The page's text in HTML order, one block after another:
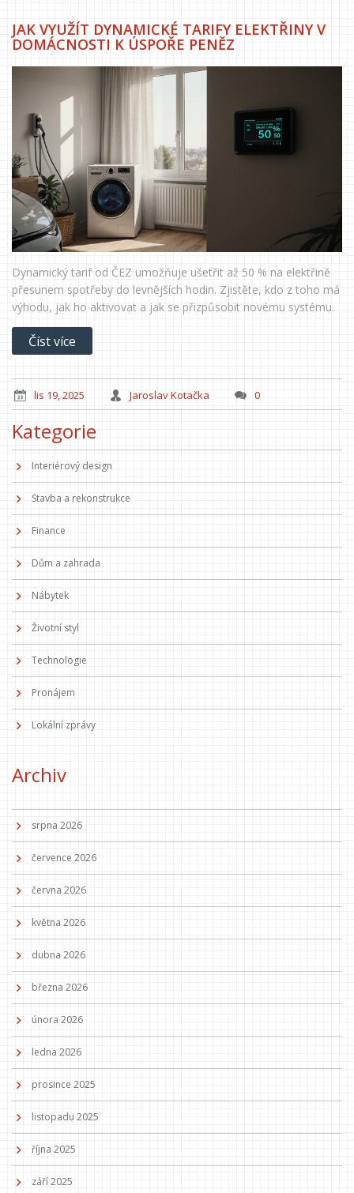
JAK VYUŽÍT DYNAMICKÉ TARIFY ELEKTŘINY V
DOMÁCNOSTI K ÚSPOŘE PENĚZ
Dynamický tarif od ČEZ umožňuje ušetřit až 50 % na elektřině
přesunem spotřeby do levnějších hodin. Zjistěte, kdo z toho má
výhodu, jak ho aktivovat a jak se přizpůsobit novému systému.
Číst více
lis 19, 2025 Jaroslav Kotačka 0
Kategorie
Interiérový design
Stavba a rekonstrukce
Finance
Dům a zahrada
Nábytek
Životní styl
Technologie
Pronájem
Lokální zprávy
Archiv
srpna 2026
července 2026
června 2026
května 2026
dubna 2026
března 2026
února 2026
ledna 2026
prosince 2025
listopadu 2025
října 2025
září 2025